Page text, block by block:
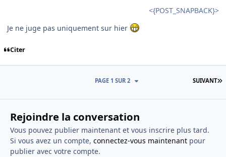
<{POST_SNAPBACK}>
Je ne juge pas uniquement sur hier
Citer
SUIVANT
PAGE 1 SUR 2
Rejoindre la conversation
Vous pouvez publier maintenant et vous inscrire plus tard.
Si vous avez un compte, connectez-vous maintenantpour
publier avec votre compte.